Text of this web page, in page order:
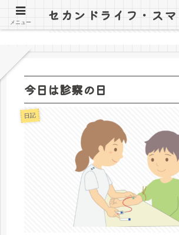
〜山田オツトと詰子の
今日は診察の日
日記
メニュー セカンドライフ・ス